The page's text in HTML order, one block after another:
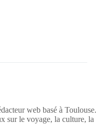
web basé à
sur le voyage, la culture,